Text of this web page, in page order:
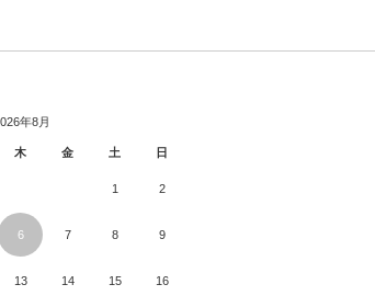
年8月
木 金 土 日
1 2
6 7 8 9
13 14 15 16